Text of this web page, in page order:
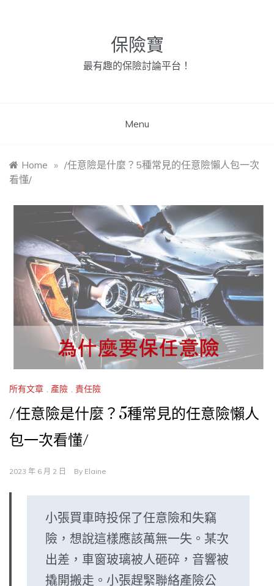
保險寶
最有趣的保險討論平台！
Menu
Home » /任意險是什麼？5種常見的任意險懶人包一次
看懂/
所有文章 , 產險 , 責任險
/任意險是什麼？5種常見的任意險懶人
包一次看懂/
2023 年 6 月 2 日 By Elaine
小張買車時投保了任意險和失竊
險，想說這樣應該萬無一失。某次
出差，車窗玻璃被人砸碎，音響被
撬開搬走。小張趕緊聯絡產險公